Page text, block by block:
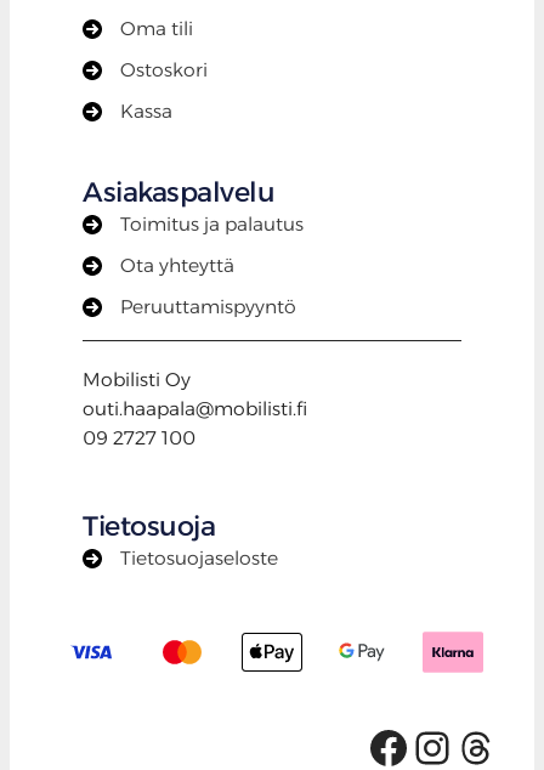
Oma tili
Ostoskori
Kassa
Asiakaspalvelu
Toimitus ja palautus
Ota yhteyttä
Peruuttamispyyntö
Mobilisti Oy
outi.haapala@mobilisti.fi
09 2727 100
Tietosuoja
Tietosuojaseloste